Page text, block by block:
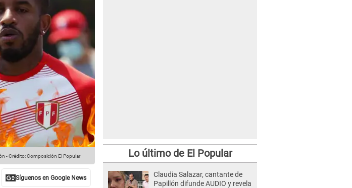
-Crédito: Composición El Popular Lo último de El Popular
Claudia Salazar, cantante de
Papillón difunde AUDIO y revela